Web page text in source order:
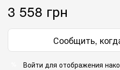
3 558 грн
Сообщить,
Войти для отображения